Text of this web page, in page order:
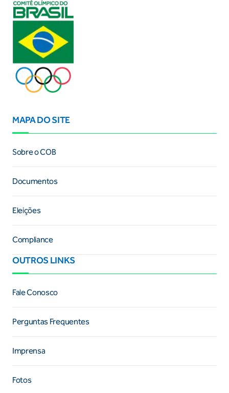
MAPA DO SITE
Sobre o COB
Documentos
Eleições
Compliance
OUTROS LINKS
Fale Conosco
Perguntas Frequentes
Imprensa
Fotos